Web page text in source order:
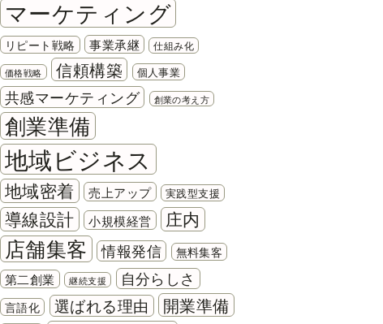
マーケティング
リピート戦略 事業承継 仕組み化
価格戦略 信頼構築 個人事業
共感マーケティング 創業の考え方
創業準備
地域ビジネス
地域密着 売上アップ 実践型支援
導線設計 小規模経営 庄内
店舗集客 情報発信 無料集客
第二創業 継続支援 自分らしさ
言語化 選ばれる理由
開業準備